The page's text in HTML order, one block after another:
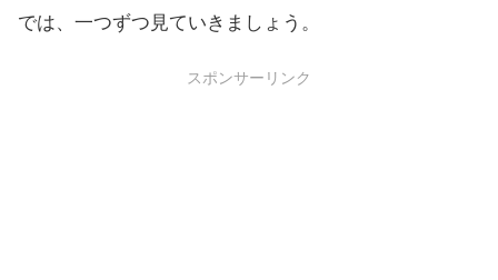
では、一つずつ見ていきましょう。
スポンサーリンク